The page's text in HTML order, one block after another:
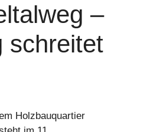
–
schreitet
Holzbauquartier